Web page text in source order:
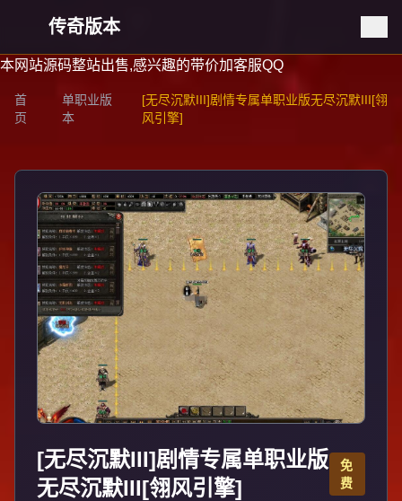
传奇版本
本网站源码整站出售,感兴趣的带价加客服QQ
首
页
单职业版
本
[无尽沉默III]剧情专属单职业版无尽沉默III[翎
风引擎]
[无尽沉默III]剧情专属单职业版
无尽沉默III[翎风引擎]
免
费